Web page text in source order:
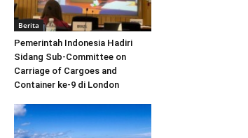
Berita
Pemerintah Indonesia Hadiri
Sidang Sub-Committee on
Carriage of Cargoes and
Container ke-9 di London